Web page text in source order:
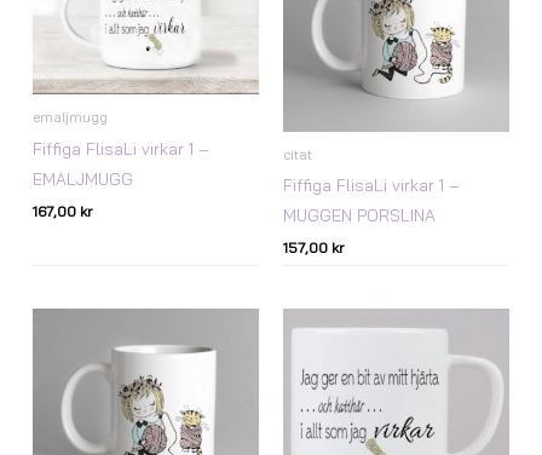
emaljmugg
Fiffiga FlisaLi virkar 1 –
EMALJMUGG
167,00 kr
citat
Fiffiga FlisaLi virkar 1 –
MUGGEN PORSLINA
157,00 kr